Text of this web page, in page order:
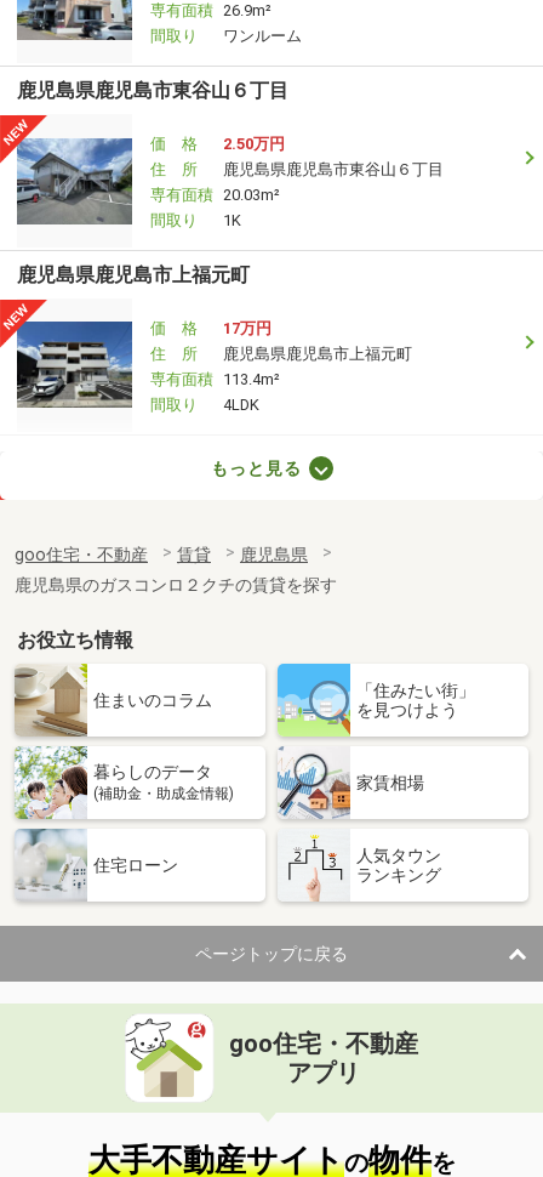
専有面積 26.9m²
間取り
ワンルーム
鹿児島県鹿児島市東谷山６丁目
価 格
2.50万円
住 所
鹿児島県鹿児島市東谷山６丁目
専有面積 20.03m²
間取り
1K
鹿児島県鹿児島市上福元町
価 格
17万円
住 所
鹿児島県鹿児島市上福元町
専有面積 113.4m²
間取り
4LDK
鹿児島県鹿児島市坂之上１丁目
専有面積
53.48m²
間取り
2LDK
鹿児島県鹿児島市高麗町
価 格
3.90万円
鹿児島県鹿児島市高麗町
専有面積 21.22m²
間取り
鹿児島県鹿児島市下荒田４
住 所
鹿児島県鹿児島市下荒田４
専有面積 24.07m²
間取り
1K
鹿児島県鹿児島市下荒田４
価 格
住 所
鹿児島県鹿児島市下荒田４
専有面積 25.33m²
間取り
1K
もっと見る
goo住宅・不動産 賃貸
鹿児島県
鹿児島県のガスコンロ２クチの賃貸を探す
お役立ち情報
住まいのコラム
「住みたい街」
を見つけよう
暮らしのデータ
(補助金・助成金情報)
家賃相場
住宅ローン
人気タウン
ランキング
ページトップに戻る
goo住宅・不動産
アプリ
大手不動産サイトの物件を